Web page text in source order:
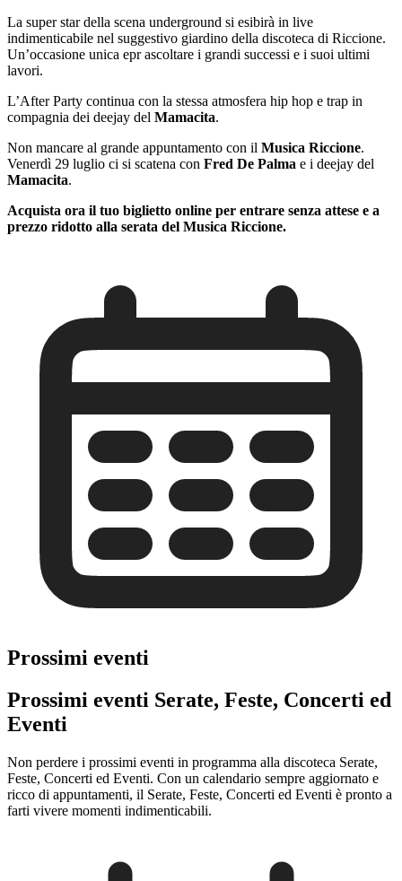
La super star della scena underground si esibirà in live
indimenticabile nel suggestivo giardino della discoteca di Riccione.
Un’occasione unica epr ascoltare i grandi successi e i suoi ultimi
lavori.
L’After Party continua con la stessa atmosfera hip hop e trap in
compagnia dei deejay del Mamacita.
Non mancare al grande appuntamento con il Musica Riccione.
Venerdì 29 luglio ci si scatena con Fred De Palma e i deejay del
Mamacita.
Acquista ora il tuo biglietto online per entrare senza attese e a
prezzo ridotto alla serata del Musica Riccione.
Prossimi eventi
Prossimi eventi Serate, Feste, Concerti ed
Eventi
Non perdere i prossimi eventi in programma alla discoteca Serate,
Feste, Concerti ed Eventi. Con un calendario sempre aggiornato e
ricco di appuntamenti, il Serate, Feste, Concerti ed Eventi è pronto a
farti vivere momenti indimenticabili.